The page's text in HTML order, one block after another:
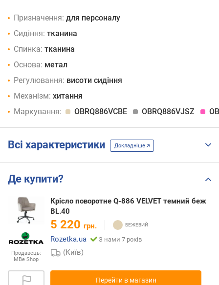
Призначення: для персоналу
Сидіння: тканина
Спинка: тканина
Основа: метал
Регулювання: висоти сидіння
Механізм: хитання
Маркування:
OBRQ886VCBE OBRQ886VJSZ
Всі характеристики Докладніше
Де купити?
Продавець:
MBe Shop
Крісло поворотне Q-886 VELVET темний беж
BL.40
5 220 грн.
Rozetka.ua
З нами 7 років
(Київ)
Перейти в магазин